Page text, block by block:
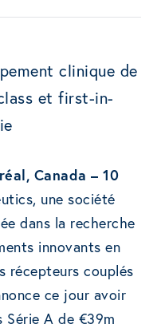
clinique de
et first-in-
Canada – 10
une société
dans la recherche
innovants en
récepteurs couplés
ce jour avoir
A de €39m